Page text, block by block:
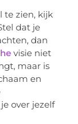
te zien, kijk
dat je
dan
visie niet
maar is
en
over jezelf